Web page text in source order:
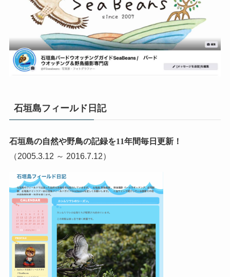
石垣島フィールド日記
石垣島の自然や野鳥の記録を11年間毎日更新！
（2005.3.12 ～ 2016.7.12）